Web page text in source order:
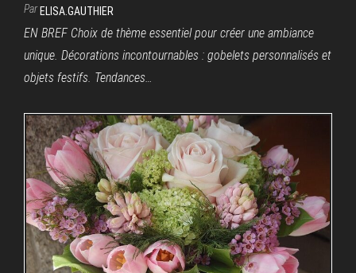
Par ELISA.GAUTHIER
EN BREF Choix de thème essentiel pour créer une ambiance
unique. Décorations incontournables : gobelets personnalisés et
objets festifs. Tendances…